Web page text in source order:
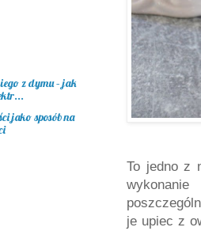
To jedno z
je upiec z
z dymu – jak
jako sposób na